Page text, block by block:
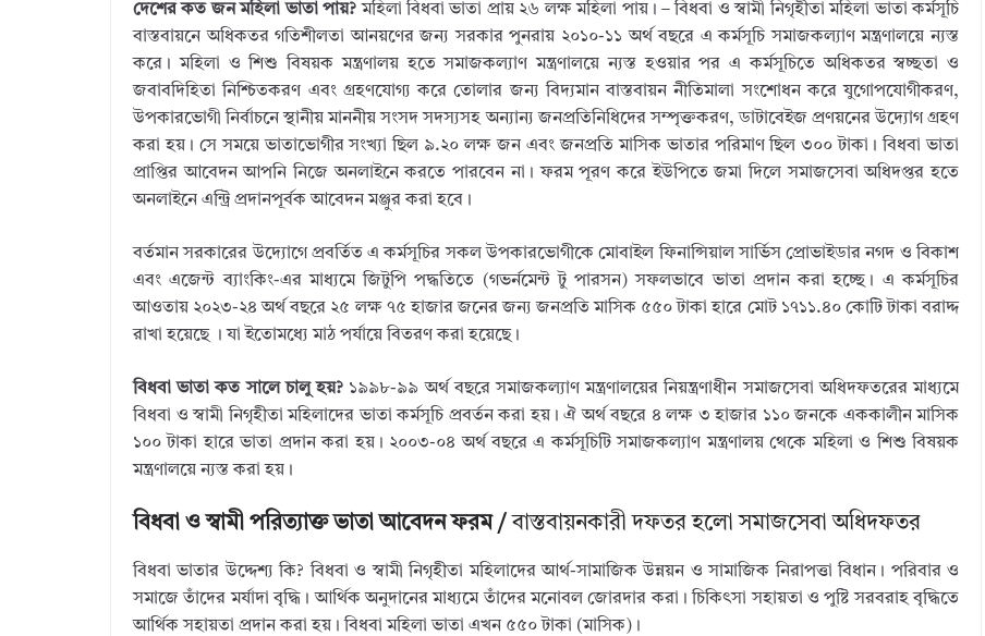
দেশের কত জন মহিলা ভাতা পায়? মহিলা বিধবা ভাতা প্রায় ২৬ লক্ষ মহিলা পায়। – বিধবা ও স্বামী নিগৃহীতা মহিলা ভাতা কর্মসূচি
বাস্তবায়নে অধিকতর গতিশীলতা আনয়ণের জন্য সরকার পুনরায় ২০১০-১১ অর্থ বছরে এ কর্মসূচি সমাজকল্যাণ মন্ত্রণালয়ে ন্যস্ত
করে। মহিলা ও শিশু বিষয়ক মন্ত্রণালয় হতে সমাজকল্যাণ মন্ত্রণালয়ে ন্যস্ত হওয়ার পর এ কর্মসূচিতে অধিকতর স্বচ্ছতা ও
জবাবদিহিতা নিশ্চিতকরণ এবং গ্রহণযোগ্য করে তোলার জন্য বিদ্যমান বাস্তবায়ন নীতিমালা সংশোধন করে যুগোপযোগীকরণ,
উপকারভোগী নির্বাচনে স্থানীয় মাননীয় সংসদ সদস্যসহ অন্যান্য জনপ্রতিনিধিদের সম্পৃক্তকরণ, ডাটাবেইজ প্রণয়নের উদ্যোগ গ্রহণ
করা হয়। সে সময়ে ভাতাভোগীর সংখ্যা ছিল ৯.২০ লক্ষ জন এবং জনপ্রতি মাসিক ভাতার পরিমাণ ছিল ৩০০ টাকা। বিধবা ভাতা
প্রাপ্তির আবেদন আপনি নিজে অনলাইনে করতে পারবেন না। ফরম পূরণ করে ইউপিতে জমা দিলে সমাজসেবা অধিদপ্তর হতে
অনলাইনে এন্ট্রি প্রদানপূর্বক আবেদন মঞ্জুর করা হবে।
বর্তমান সরকারের উদ্যোগে প্রবর্তিত এ কর্মসূচির সকল উপকারভোগীকে মোবাইল ফিনান্সিয়াল সার্ভিস প্রোভাইডার নগদ ও বিকাশ
এবং এজেন্ট ব্যাংকিং-এর মাধ্যমে জিটুপি পদ্ধতিতে (গভর্নমেন্ট টু পারসন) সফলভাবে ভাতা প্রদান করা হচ্ছে। এ কর্মসূচির
আওতায় ২০২৩-২৪ অর্থ বছরে ২৫ লক্ষ ৭৫ হাজার জনের জন্য জনপ্রতি মাসিক ৫৫০ টাকা হারে মোট ১৭১১.৪০ কোটি টাকা বরাদ্দ
রাখা হয়েছে । যা ইতোমধ্যে মাঠ পর্যায়ে বিতরণ করা হয়েছে।
বিধবা ভাতা কত সালে চালু হয়? ১৯৯৮-৯৯ অর্থ বছরে সমাজকল্যাণ মন্ত্রণালয়ের নিয়ন্ত্রণাধীন সমাজসেবা অধিদফতরের মাধ্যমে
বিধবা ও স্বামী নিগৃহীতা মহিলাদের ভাতা কর্মসূচি প্রবর্তন করা হয়। ঐ অর্থ বছরে ৪ লক্ষ ৩ হাজার ১১০ জনকে এককালীন মাসিক
১০০ টাকা হারে ভাতা প্রদান করা হয়। ২০০৩-০৪ অর্থ বছরে এ কর্মসূচিটি সমাজকল্যাণ মন্ত্রণালয় থেকে মহিলা ও শিশু বিষয়ক
মন্ত্রণালয়ে ন্যস্ত করা হয়।
বিধবা ও স্বামী পরিত্যাক্ত ভাতা আবেদন ফরম / বাস্তবায়নকারী দফতর হলো সমাজসেবা অধিদফতর
বিধবা ভাতার উদ্দেশ্য কি? বিধবা ও স্বামী নিগৃহীতা মহিলাদের আর্থ-সামাজিক উন্নয়ন ও সামাজিক নিরাপত্তা বিধান। পরিবার ও
সমাজে তাঁদের মর্যাদা বৃদ্ধি। আর্থিক অনুদানের মাধ্যমে তাঁদের মনোবল জোরদার করা। চিকিৎসা সহায়তা ও পুষ্টি সরবরাহ বৃদ্ধিতে
আর্থিক সহায়তা প্রদান করা হয়। বিধবা মহিলা ভাতা এখন ৫৫০ টাকা (মাসিক)।